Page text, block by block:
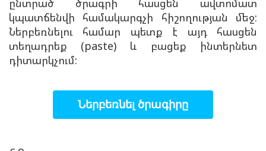
ընտրած ծրագրի հասցեն ավտոմատ
կպատճենվի համակարգչի հիշողության մեջ:
Ներբեռնելու համար պետք է այդ հասցեն
տեղադրեք (paste) և բացեք ինտերնետ
դիտարկչում:
Ներբեռնել ծրագիրը